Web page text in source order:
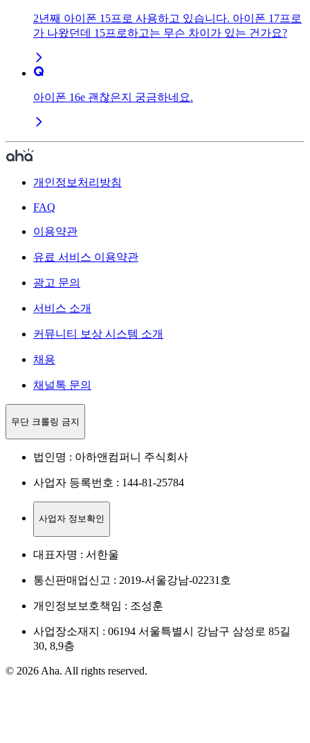
2년째 아이폰 15프로 사용하고 있습니다. 아이폰 17프로
가 나왔던데 15프로하고는 무슨 차이가 있는 건가요?
아이폰 16e 괜찮은지 궁금하네요.
개인정보처리방침
FAQ
이용약관
유료 서비스 이용약관
광고 문의
서비스 소개
커뮤니티 보상 시스템 소개
채용
채널톡 문의
무단 크롤링 금지
법인명 : 아하앤컴퍼니 주식회사
사업자 등록번호 : 144-81-25784
사업자 정보확인
대표자명 : 서한울
통신판매업신고 : 2019-서울강남-02231호
개인정보보호책임 : 조성훈
사업장소재지 : 06194 서울특별시 강남구 삼성로 85길
30, 8,9층
© 2026 Aha. All rights reserved.